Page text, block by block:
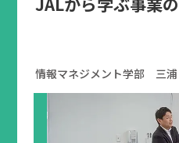
情報マネジメント学部 三浦